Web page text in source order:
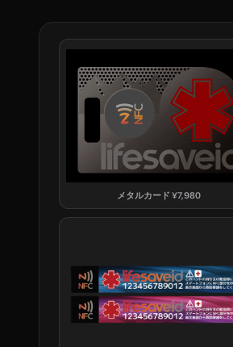
メタルカード ¥7,980